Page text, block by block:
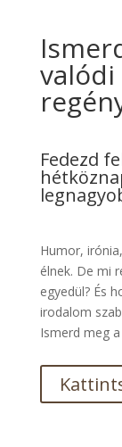
valódi
Fedezd
Humor,
élnek. De mi
egyedül? És
irodalom
Ismerd meg